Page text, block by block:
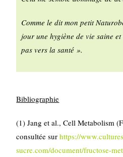
Comme le dit mon petit
jour une hygiène de vie saine
pas vers la santé ».
Bibliographie
(1) Jang et al., Cell Metabolism
consultée surhttps://
sucre.com/document/fructose-